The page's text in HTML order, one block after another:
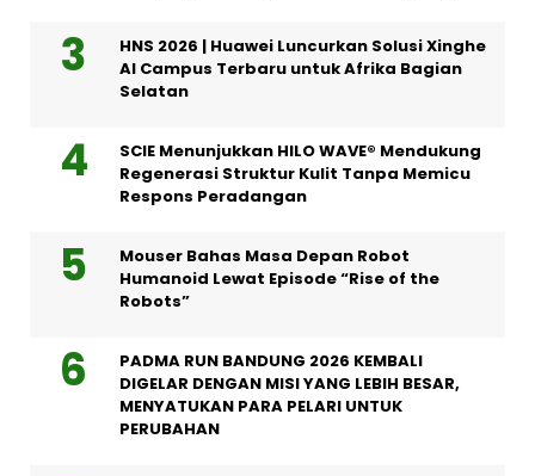
HNS 2026 | Huawei Luncurkan Solusi Xinghe
AI Campus Terbaru untuk Afrika Bagian
Selatan
SCIE Menunjukkan HILO WAVE® Mendukung
Regenerasi Struktur Kulit Tanpa Memicu
Respons Peradangan
Mouser Bahas Masa Depan Robot
Humanoid Lewat Episode “Rise of the
Robots”
PADMA RUN BANDUNG 2026 KEMBALI
DIGELAR DENGAN MISI YANG LEBIH BESAR,
MENYATUKAN PARA PELARI UNTUK
PERUBAHAN